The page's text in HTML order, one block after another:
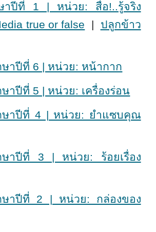
าปีที่ 1 | หน่วย: สื่อ!..รู้จริง
true or false | ปลูกข้าว
าปีที่ 6 | หน่วย: หน้ากาก
าปีที่ 5 | หน่วย: เครื่องร่อน
ษาปีที่ 4 | หน่วย: ยำแซบคุณ
ษาปีที่ 3 | หน่วย: ร้อยเรื่อง
ษาปีที่ 2 | หน่วย: กล่องของ